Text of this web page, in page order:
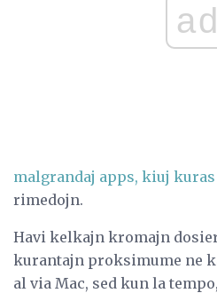
ad
malgrandaj apps, kiuj
rimedojn.
Havi kelkajn kromajn
kurantajn proksimume ne
al via Mac, sed kun la